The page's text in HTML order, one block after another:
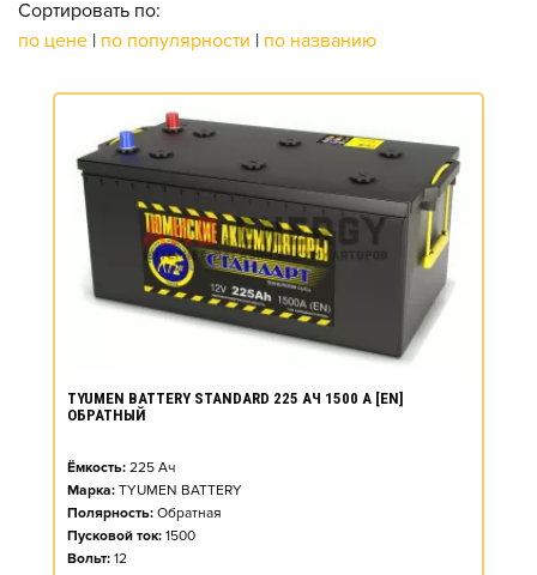
Сортировать по:
по цене | по популярности | по названию
TYUMEN BATTERY STANDARD 225 АЧ 1500 А [EN]
ОБРАТНЫЙ
Ёмкость: 225 Ач
Марка: TYUMEN BATTERY
Полярность: Обратная
Пусковой ток: 1500
Вольт: 12